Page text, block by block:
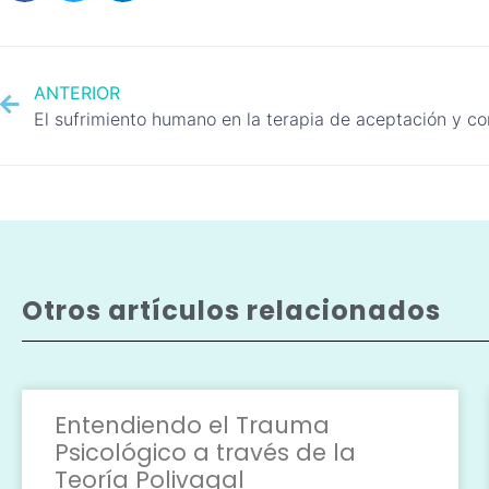
ANTERIOR
El sufrimiento humano en la terapia de aceptación y
Otros artículos relacionados
Entendiendo el Trauma
Psicológico a través de la
Teoría Polivagal